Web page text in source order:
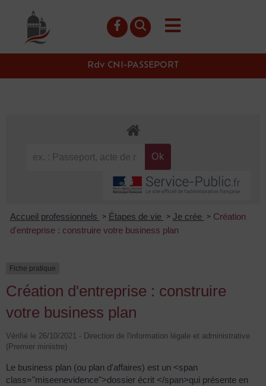
principal
Rdv CNI-PASSEPORT
Accueil professionnels > Étapes de vie > Je crée > Création
d'entreprise : construire votre business plan
Fiche pratique
Création d'entreprise : construire
votre business plan
Vérifié le 26/10/2021 - Direction de l'information légale et administrative
(Premier ministre)
Le business plan (ou plan d'affaires) est un <span
class="miseenevidence">dossier écrit </span>qui présente en